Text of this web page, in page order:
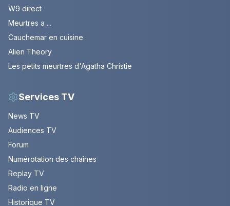
W9 direct
Meurtres a ...
Cauchemar en cuisine
Alien Theory
Les petits meurtres d'Agatha Christie
Services TV
News TV
Audiences TV
Forum
Numérotation des chaînes
Replay TV
Radio en ligne
Historique TV